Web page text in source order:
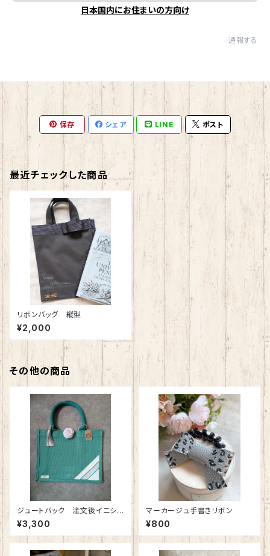
日本国内にお住まいの方向け
通報する
保存 シェア LINE ポスト
最近チェックした商品
リボンバッグ 縦型
¥2,000
その他の商品
ジュートバック 注文後イニシャ
ル入れ 特別価格
¥3,300
マーカージュ手書きリボン
¥800